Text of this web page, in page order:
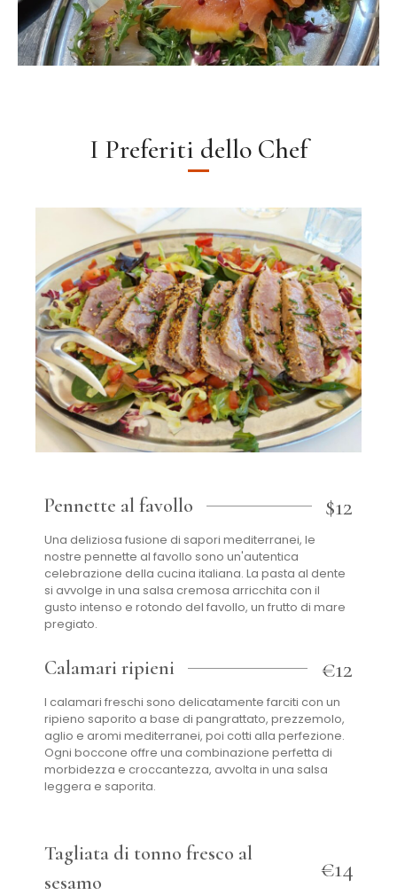
I Preferiti dello Chef
Pennette al favollo $12
Una deliziosa fusione di sapori mediterranei, le
nostre pennette al favollo sono un'autentica
celebrazione della cucina italiana. La pasta al dente
si avvolge in una salsa cremosa arricchita con il
gusto intenso e rotondo del favollo, un frutto di mare
pregiato.
Calamari ripieni €12
I calamari freschi sono delicatamente farciti con un
ripieno saporito a base di pangrattato, prezzemolo,
aglio e aromi mediterranei, poi cotti alla perfezione.
Ogni boccone offre una combinazione perfetta di
morbidezza e croccantezza, avvolta in una salsa
leggera e saporita.
Tagliata di tonno fresco al
sesamo
€14